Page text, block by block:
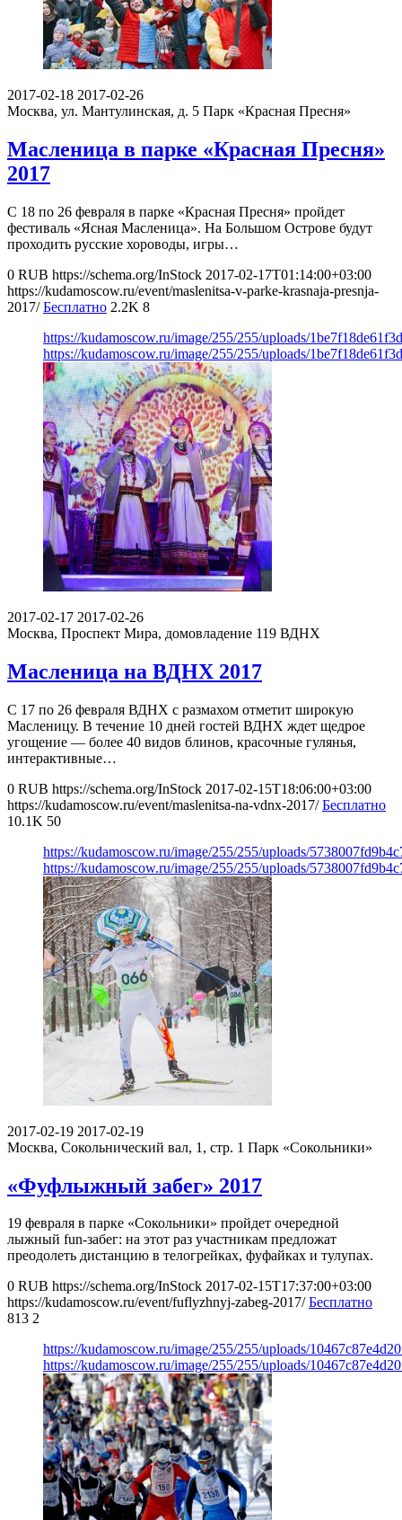
2017-02-18 2017-02-26
Москва, ул. Мантулинская, д. 5 Парк «Красная Пресня»
Масленица в парке «Красная Пресня»
2017
С 18 по 26 февраля в парке «Красная Пресня» пройдет
фестиваль «Ясная Масленица». На Большом Острове будут
проходить русские хороводы, игры…
0 RUB https://schema.org/InStock 2017-02-17T01:14:00+03:00
https://kudamoscow.ru/event/maslenitsa-v-parke-krasnaja-presnja-
2017/ Бесплатно 2.2K 8
https://kudamoscow.ru/image/255/255/uploads/
https://kudamoscow.ru/image/255/255/uploads/
2017-02-17 2017-02-26
Москва, Проспект Мира, домовладение 119 ВДНХ
Масленица на ВДНХ 2017
С 17 по 26 февраля ВДНХ с размахом отметит широкую
Масленицу. В течение 10 дней гостей ВДНХ ждет щедрое
угощение — более 40 видов блинов, красочные гулянья,
интерактивные…
0 RUB https://schema.org/InStock 2017-02-15T18:06:00+03:00
https://kudamoscow.ru/event/maslenitsa-na-vdnx-2017/ Бесплатно
10.1K 50
https://kudamoscow.ru/image/255/255/uploads/
https://kudamoscow.ru/image/255/255/uploads/
2017-02-19 2017-02-19
Москва, Сокольнический вал, 1, стр. 1 Парк «Сокольники»
«Фуфлыжный забег» 2017
19 февраля в парке «Сокольники» пройдет очередной
лыжный fun-забег: на этот раз участникам предложат
преодолеть дистанцию в телогрейках, фуфайках и тулупах.
0 RUB https://schema.org/InStock 2017-02-15T17:37:00+03:00
https://kudamoscow.ru/event/fuflyzhnyj-zabeg-2017/ Бесплатно
813 2
https://kudamoscow.ru/image/255/255/uploads/
https://kudamoscow.ru/image/255/255/uploads/